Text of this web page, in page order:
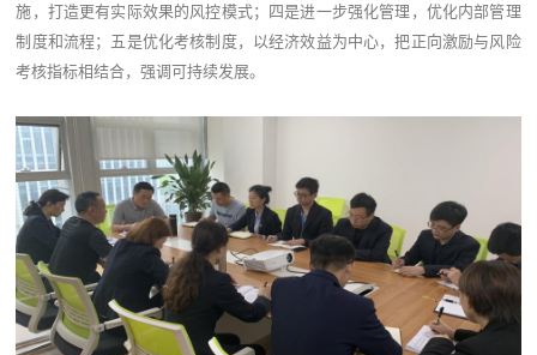
施，打造更有实际效果的风控模式；四是进一步强化管理，优化内部管理
制度和流程；五是优化考核制度，以经济效益为中心，把正向激励与风险
考核指标相结合，强调可持续发展。